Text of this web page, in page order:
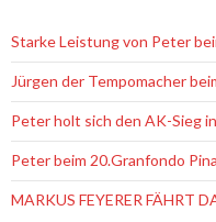
Starke Leistung von Peter
Jürgen der Tempomacher
Peter holt sich den AK-Sieg
Peter beim 20.Granfondo
MARKUS FEYERER FÄHRT